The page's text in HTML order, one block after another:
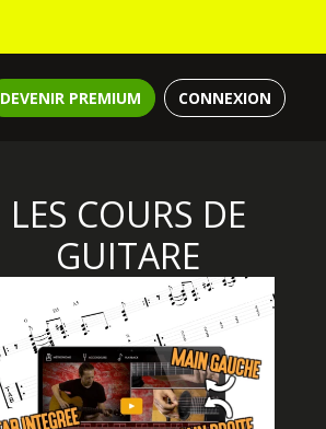
DEVENIR PREMIUM CONNEXION
LES COURS DE
GUITARE